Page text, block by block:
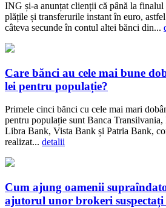
ING și-a anunțat clienții că până la
plățile și transferurile instant în euro,
câteva secunde în contul altei bănci din...
Care bănci au cele mai bune
lei pentru populație?
Primele cinci bănci cu cele mai mari
pentru populație sunt Banca Transilvania,
Libra Bank, Vista Bank și Patria Bank,
realizat... detalii
Cum ajung oamenii
ajutorul unor brokeri suspectați